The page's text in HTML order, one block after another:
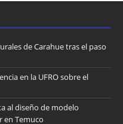
de Carahue tras el paso
en la UFRO sobre el
al diseño de modelo
en Temuco